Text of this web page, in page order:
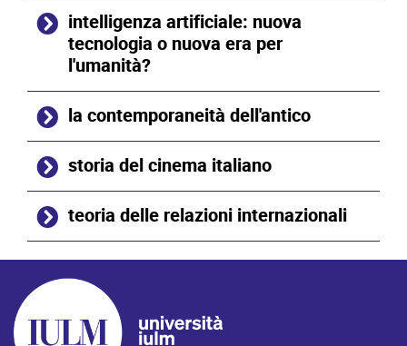
intelligenza artificiale: nuova
tecnologia o nuova era per
l'umanità?
la contemporaneità dell'antico
storia del cinema italiano
teoria delle relazioni internazionali